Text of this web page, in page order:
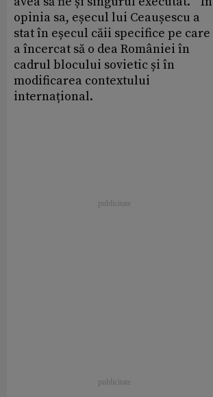
opinia sa, eșecul lui Ceaușescu a
stat în eșecul căii specifice pe care
a încercat să o dea României în
cadrul blocului sovietic și în
modificarea contextului
internațional.